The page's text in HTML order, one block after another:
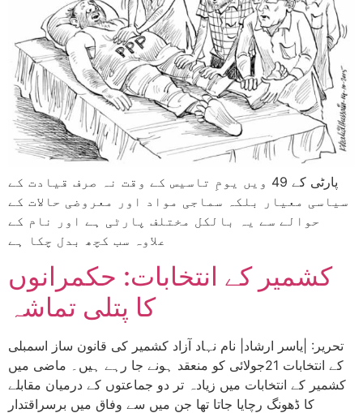
پارٹی کے 49 ویں یومِ تاسیس کے وقت نہ صرف قیادت کے
سیاسی معیار بلکہ سماجی مواد اور معروضی حالات کے
حوالے سے یہ بالکل مختلف پارٹی ہے اور نام کے
علاوہ سب کچھ بدل چکا ہے
کشمیر کے انتخابات: حکمرانوں
کا پتلی تماشہ
تحریر: |یاسر ارشاد| نام نہاد آزاد کشمیر کی قانون ساز اسمبلی
کے انتخابات 21جولائی کو منعقد ہونے جا رہے ہیں۔ ماضی میں
کشمیر کے انتخابات میں زیادہ تر دو جماعتوں کے درمیان مقابلے
کا ڈھونگ رچایا جاتا تھا جن میں سے وفاق میں برسراقتدار